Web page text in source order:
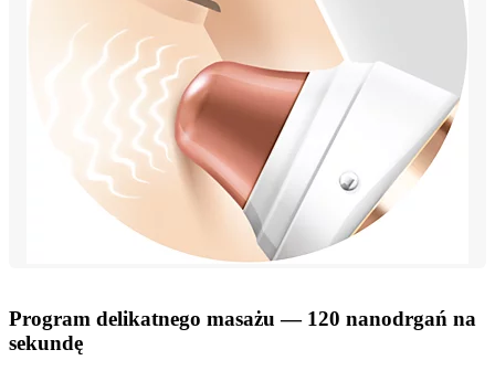
Program delikatnego masażu — 120 nanodrgań na
sekundę